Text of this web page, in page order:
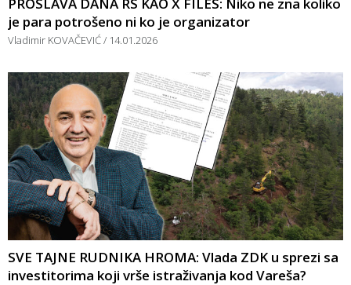
je para potrošeno ni ko je organizator
Vladimir KOVAČEVIĆ 14.01.2026
SVE TAJNE RUDNIKA HROMA: Vlada ZDK u sprezi sa
investitorima koji vrše istraživanja kod Vareša?